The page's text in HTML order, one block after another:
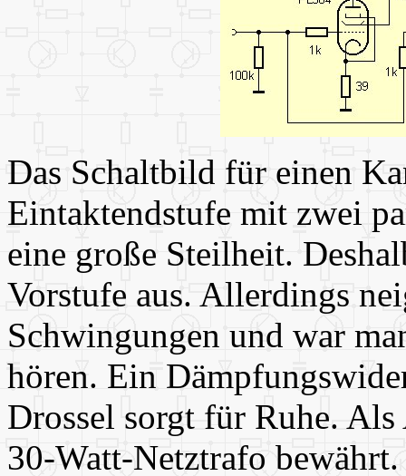
Das Schaltbild für einen
Eintaktendstufe mit zwei
eine große Steilheit.
Vorstufe aus. Allerdings
Schwingungen und war
hören. Ein
Drossel sorgt für Ruhe.
30-Watt-Netztrafo